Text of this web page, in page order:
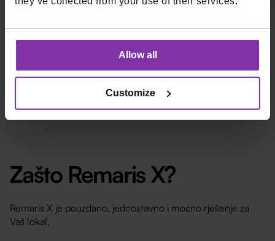
Allow all
Customize
Objekti brze prehrane i streed food
Sezonski i manji objekti
Zašto Remaris X?
Remaris X je pouzdano, jednostavno i moćno rješenje za
Vaš lokal.